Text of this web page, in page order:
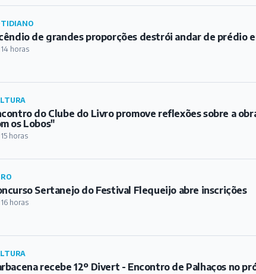
de grandes proporções destrói andar de prédio
14 horas
do Clube do Livro promove reflexões sobre a
os Lobos"
horas
Sertanejo do Festival Flequeijo abre inscrições
horas
recebe 12º Divert - Encontro de Palhaços no